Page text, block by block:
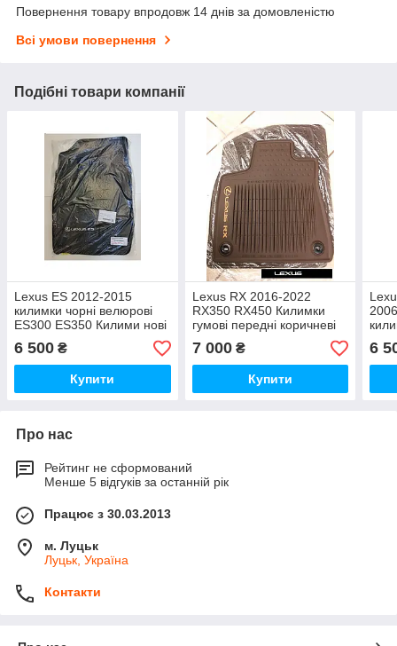
Повернення товару впродовж 14 днів за домовленістю
Всі умови повернення
Подібні товари компанії
Lexus ES 2012-2015
килимки чорні велюрові
ES300 ES350 Килими нові
оригінал
6 500 ₴
Купити
Lexus RX 2016-2022
RX350 RX450 Килимки
гумові передні коричневі
килими Нові Оригінал
7 000₴
Купити
6
Про нас
Рейтинг не сформований
Менше 5 відгуків за останній рік
Працює з 30.03.2013
м. Луцьк
Луцьк, Україна
Контакти